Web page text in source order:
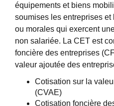
équipements et biens
soumises les entreprises
ou morales qui exercent
non salariée. La CET est
foncière des entreprises
valeur ajoutée des
Cotisation sur la
(CVAE)
Cotisation foncière